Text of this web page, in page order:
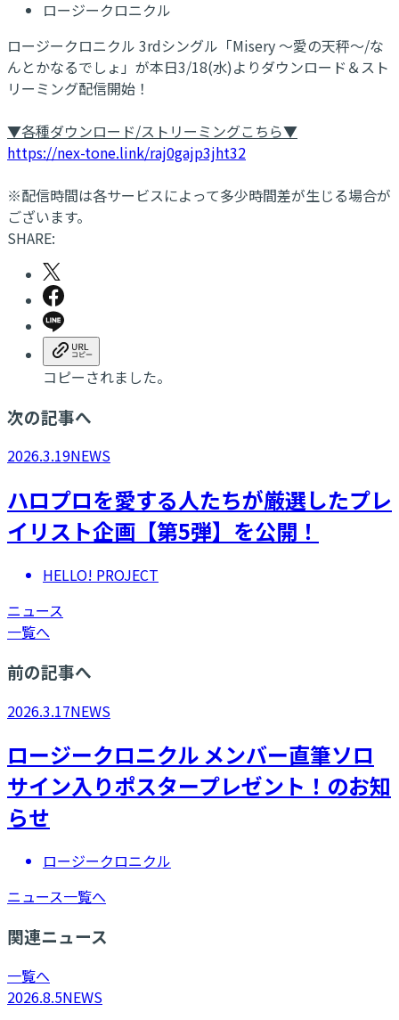
ロージークロニクル
ロージークロニクル 3rdシングル「Misery ～愛の天秤～/な
んとかなるでしょ」が本日3/18(水)よりダウンロード＆スト
リーミング配信開始！
▼各種ダウンロード/ストリーミングこちら▼
https://nex-tone.link/raj0gajp3jht32
※配信時間は各サービスによって多少時間差が生じる場合が
ございます。
SHARE:
コピーされました。
次の記事へ
2026.3.19NEWS
ハロプロを愛する人たちが厳選したプレ
イリスト企画【第5弾】を公開！
HELLO! PROJECT
ニュース
一覧へ
前の記事へ
2026.3.17NEWS
ロージークロニクル メンバー直筆ソロ
サイン入りポスタープレゼント！のお知
らせ
ロージークロニクル
ニュース一覧へ
関連ニュース
一覧へ
2026.8.5NEWS